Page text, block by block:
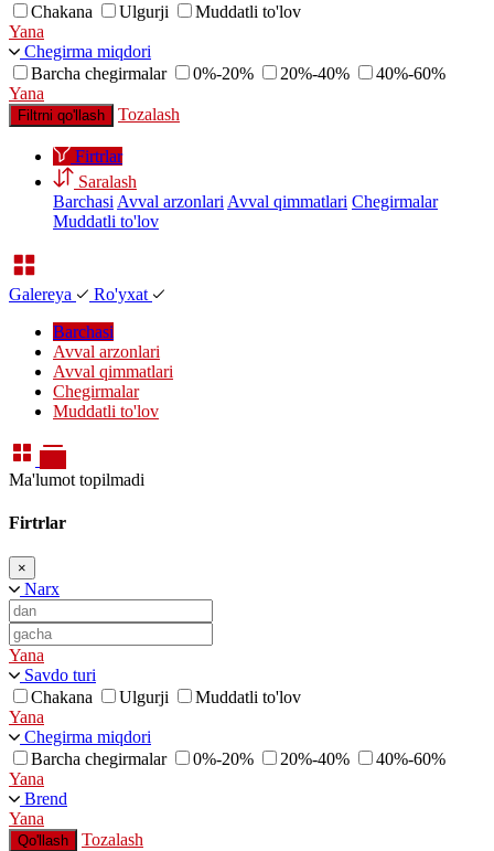
Chakana
Ulgurji
Muddatli to'lov
Yana
Chegirma miqdori
Barcha chegirmalar
0%-20% 20%-40%
40%-60%
Yana
Filtrni qo'llash Tozalash
Firtrlar
Saralash
Barchasi Avval arzonlari Avval qimmatlari Chegirmalar
Muddatli to'lov
Galereya
Ro'yxat
Barchasi
Avval arzonlari
Avval qimmatlari
Chegirmalar
Muddatli to'lov
Ma'lumot topilmadi
Firtrlar
×
Narx
Yana
Savdo turi
Chakana
Ulgurji
Muddatli to'lov
Yana
Chegirma miqdori
Barcha chegirmalar
0%-20% 20%-40%
40%-60%
Yana
Brend
Yana
Qo'llash Tozalash